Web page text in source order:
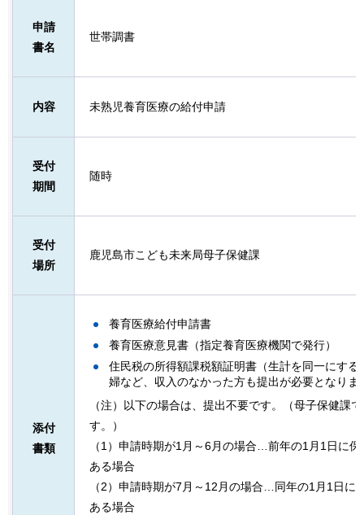
申請
書名
世帯調書
内容 未熟児養育医療の給付申請
受付
期間
随時
受付
場所
鹿児島市こども未来局母子保健課
添付
書類
養育医療給付申請書
養育医療意見書（指定養育医療機関で発行）
住民税の所得額課税額証明書（生計を同一にす
婦など、収入のなかった方も提出が必要となりま
（注）以下の場合は、提出不要です。（母子保健課
す。）
（1）申請時期が1月～6月の場合…前年の1月1日に
ある場合
（2）申請時期が7月～12月の場合…同年の1月1日に
ある場合